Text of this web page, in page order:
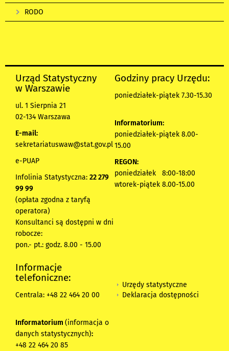
RODO
Urząd Statystyczny
w Warszawie
ul. 1 Sierpnia 21
02-134 Warszawa
E-mail:
sekretariatuswaw@stat.gov.pl
e-PUAP
Infolinia Statystyczna: 22 279
99 99
(opłata zgodna z taryfą
operatora)
Konsultanci są dostępni w dni
robocze:
pon.- pt.: godz. 8.00 - 15.00
Godziny pracy Urzędu:
poniedziałek-piątek 7.30-15.30
Informatorium:
poniedziałek-piątek 8.00-
15.00
REGON:
poniedziałek 8:00-18:00
wtorek-piątek 8.00-15.00
Informacje
telefoniczne:
Centrala: +48 22 464 20 00
Informatorium (informacja o
danych statystycznych):
+48 22 464 20 85
Urzędy statystyczne
Deklaracja dostępności